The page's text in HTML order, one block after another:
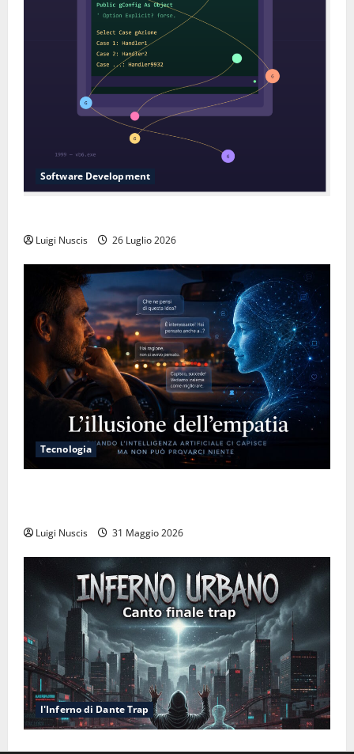
Software Development
Luigi Nuscis 26 Luglio 2026
Tecnologia
Luigi Nuscis 31 Maggio 2026
l'Inferno di Dante Trap